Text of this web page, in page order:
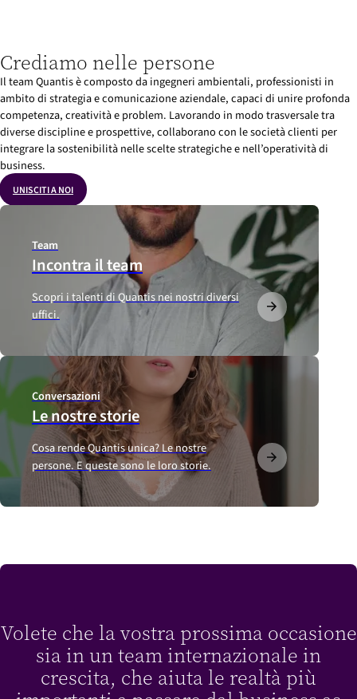
Crediamo nelle persone
Il team Quantis è composto da ingegneri ambientali, professionisti in
ambito di strategia e comunicazione aziendale, capaci di unire profonda
competenza, creatività e problem. Lavorando in modo trasversale tra
diverse discipline e prospettive, collaborano con le società clienti per
integrare la sostenibilità nelle scelte strategiche e nell’operatività di
business.
UNISCITI A NOI
Team
Incontra il team
Scopri i talenti di Quantis nei nostri diversi
uffici.
Conversazioni
Le nostre storie
Cosa rende Quantis unica? Le nostre
persone. E queste sono le loro storie.
Volete che la vostra prossima occasione
sia in un team internazionale in
crescita, che aiuta le realtà più